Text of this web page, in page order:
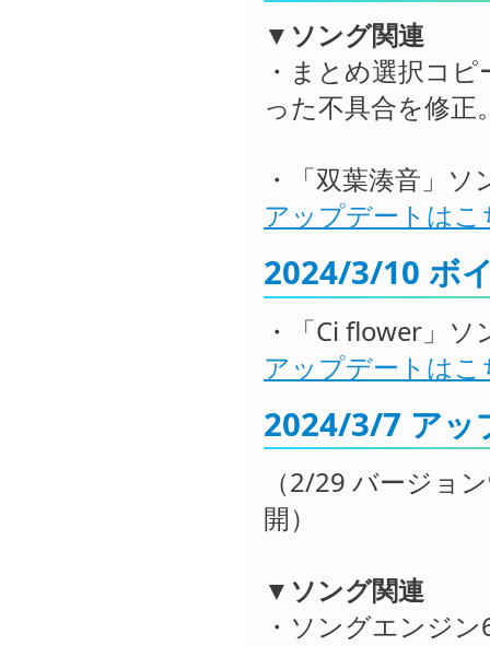
▼ソング関連
・まとめ選択コ
った不具合を修正
・「双葉湊音」
アップデートはこ
2024/3/10 ボ
・「Ci flower」
アップデートはこ
2024/3/7 アッ
（2/29 バージョ
開）
▼ソング関連
・ソングエンジ